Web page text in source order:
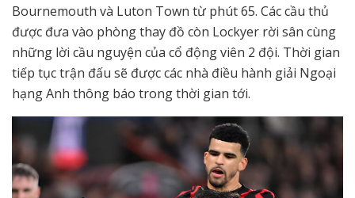
Bournemouth và Luton Town từ phút 65. Các cầu thủ
được đưa vào phòng thay đồ còn Lockyer rời sân cùng
những lời cầu nguyện của cổ động viên 2 đội. Thời gian
tiếp tục trận đấu sẽ được các nhà điều hành giải Ngoại
hạng Anh thông báo trong thời gian tới.